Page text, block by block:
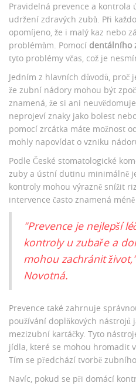
Pravidelná prevence a
udržení zdravých zubů. Při
opomíjeno, že i malý kaz nebo
problémům. Pomocí dentálního
tyto problémy včas, což je
Jedním z hlavních důvodů, proč
že zubní nádory mohou být
znamená, že si ani
neprojeví znaky jako bolest
pomocí zrcátka máte možnost
mohly napovídat o vzniku
Podle České stomatologické
zuby a ústní dutinu minimálně
kontroly mohou výrazně snížit
intervence často znamená
"Prevence je nejlepší
kontroly u zubaře a
mohou zachránit
Novotná.
Prevence také zahrnuje
používání doplňkových
mezizubní kartáčky. Tyto
jídla, které se mohou hromadit
Tím se předchází tvorbě
Navíc, pokud se při domácí